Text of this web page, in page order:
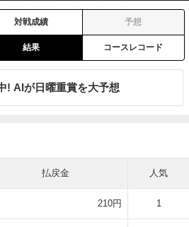
対戦成績 予想
結果 コースレコード
! AIが日曜重賞を大予想
払戻金 人気
210円 1